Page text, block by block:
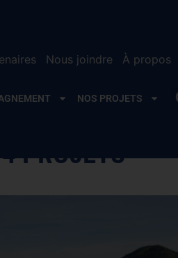
Nous joindre À propos
NOS PROJETS
PROJETS